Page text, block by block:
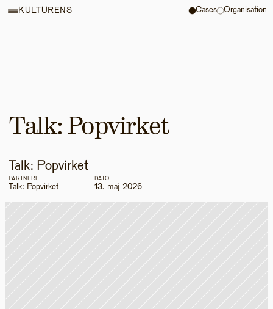
Talk: Popvirket
Talk: Popvirket
PARTNERE
Talk: Popvirket
DATO
13. maj 2026
KULTURENS Cases Organisation